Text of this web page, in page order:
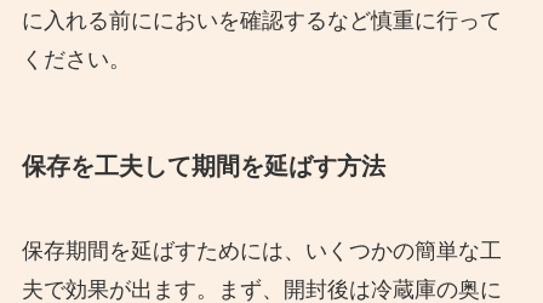
に入れる前ににおいを確認するなど慎重に行って
ください。
保存を工夫して期間を延ばす方法
保存期間を延ばすためには、いくつかの簡単な工
夫で効果が出ます。まず、開封後は冷蔵庫の奥に